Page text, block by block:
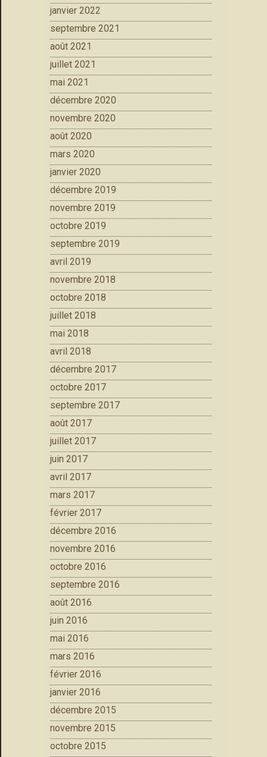
janvier 2022
septembre 2021
août 2021
juillet 2021
mai 2021
décembre 2020
novembre 2020
août 2020
mars 2020
janvier 2020
décembre 2019
novembre 2019
octobre 2019
septembre 2019
avril 2019
novembre 2018
octobre 2018
juillet 2018
mai 2018
avril 2018
décembre 2017
octobre 2017
septembre 2017
août 2017
juillet 2017
juin 2017
avril 2017
mars 2017
février 2017
décembre 2016
novembre 2016
octobre 2016
septembre 2016
août 2016
juin 2016
mai 2016
mars 2016
février 2016
janvier 2016
décembre 2015
novembre 2015
octobre 2015